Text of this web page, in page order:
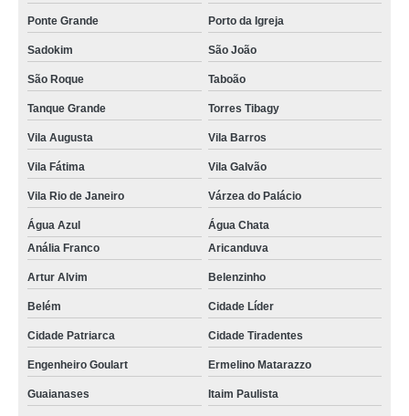
Ponte Grande Porto da Igreja
Sadokim São João
São Roque Taboão
Tanque Grande Torres Tibagy
Vila Augusta Vila Barros
Vila Fátima Vila Galvão
Vila Rio de Janeiro Várzea do Palácio
Água Azul
Água Chata
Anália Franco
Aricanduva
Artur Alvim Belenzinho
Belém Cidade Líder
Cidade Patriarca Cidade Tiradentes
Engenheiro Goulart Ermelino Matarazzo
Guaianases Itaim Paulista